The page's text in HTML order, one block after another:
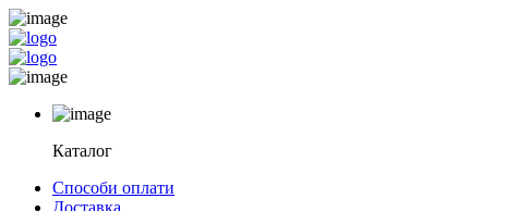
Каталог
Способи оплати
Доставка